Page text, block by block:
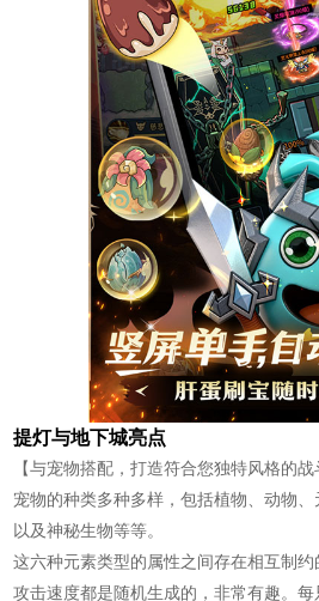
提灯与地下城亮点
【与宠物搭配，打造符合您独特风格的战
宠物的种类多种多样，包括植物、动物
以及神秘生物等等。
这六种元素类型的属性之间存在相互制
攻击速度都是随机生成的，非常有趣。